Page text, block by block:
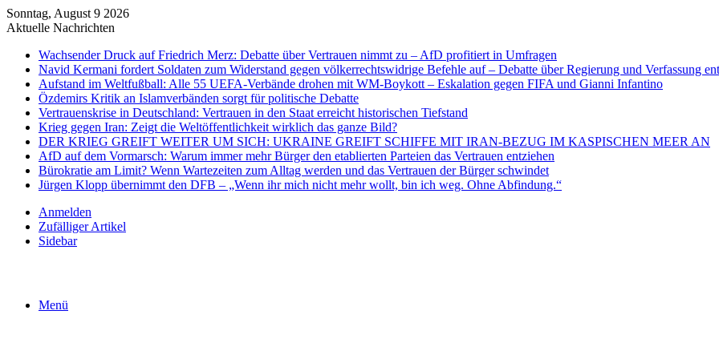
Sonntag, August 9 2026
Aktuelle Nachrichten
Wachsender Druck auf Friedrich Merz: Debatte über Vertrauen nimmt zu – AfD profitiert in Umfragen
Navid Kermani fordert Soldaten zum Widerstand gegen völkerrechtswidrige Befehle auf – Debatte über Regierung und Verfassung
Aufstand im Weltfußball: Alle 55 UEFA-Verbände drohen mit WM-Boykott – Eskalation gegen FIFA und Gianni Infantino
Özdemirs Kritik an Islamverbänden sorgt für politische Debatte
Vertrauenskrise in Deutschland: Vertrauen in den Staat erreicht historischen Tiefstand
Krieg gegen Iran: Zeigt die Weltöffentlichkeit wirklich das ganze Bild?
DER KRIEG GREIFT WEITER UM SICH: UKRAINE GREIFT SCHIFFE MIT IRAN-BEZUG IM KASPISCHEN MEER AN
AfD auf dem Vormarsch: Warum immer mehr Bürger den etablierten Parteien das Vertrauen entziehen
Bürokratie am Limit? Wenn Wartezeiten zum Alltag werden und das Vertrauen der Bürger schwindet
Jürgen Klopp übernimmt den DFB – „Wenn ihr mich nicht mehr wollt, bin ich weg. Ohne Abfindung.“
Anmelden
Zufälliger Artikel
Sidebar
Menü